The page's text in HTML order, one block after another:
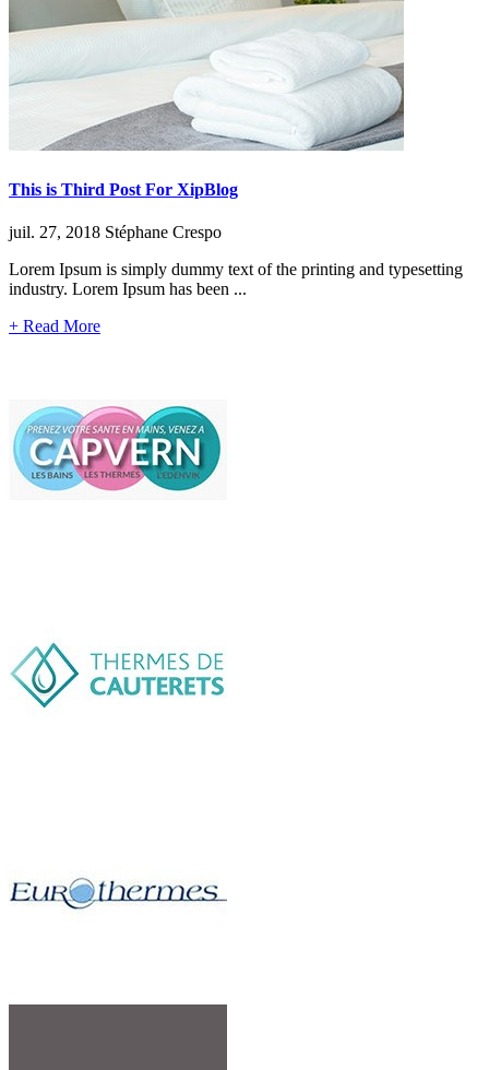
This is Third Post For XipBlog
juil. 27, 2018 Stéphane Crespo
Lorem Ipsum is simply dummy text of the printing and typesetting
industry. Lorem Ipsum has been ...
+ Read More